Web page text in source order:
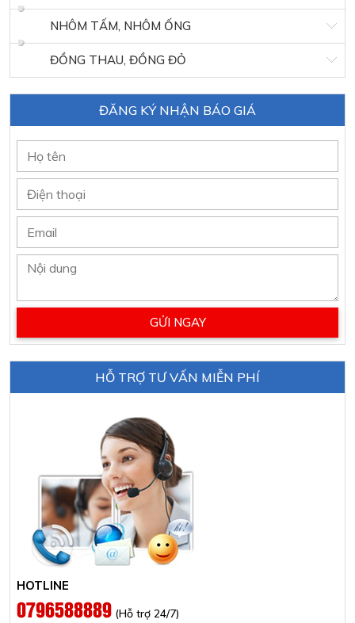
NHÔM TẤM, NHÔM ỐNG
ĐỒNG THAU, ĐỒNG ĐỎ
ĐĂNG KÝ NHẬN BÁO GIÁ
HỖ TRỢ TƯ VẤN MIỄN PHÍ
HOTLINE
0796588889 (Hỗ trợ 24/7)